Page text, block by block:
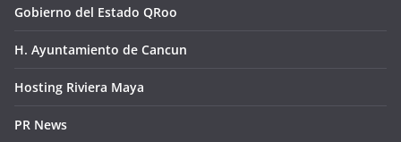
Gobierno del Estado QRoo
H. Ayuntamiento de Cancun
Hosting Riviera Maya
PR News